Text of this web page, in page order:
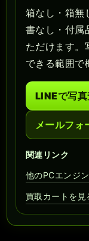
箱なし・箱無
書なし・付属
ただけます。
できる範囲で
LINEで写真
メールフォ
関連リンク
他のPCエンジ
買取カートを見